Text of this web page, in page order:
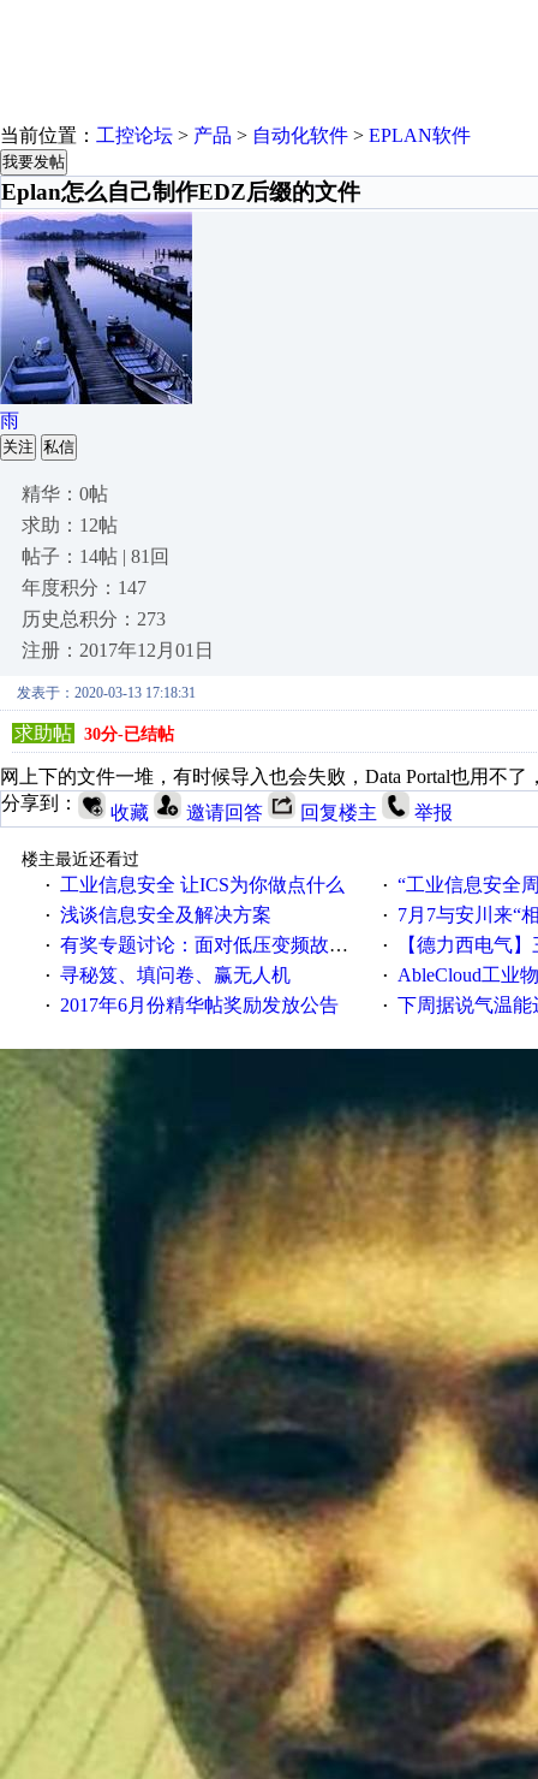
当前位置： 工控论坛 > 产品 > 自动化软件 > EPLAN软件
我要发帖
Eplan怎么自己制作EDZ后缀的文件
雨
关注 私信
精华：0帖
求助：12帖
帖子：14帖 | 81回
年度积分：147
历史总积分：273
注册：2017年12月01日
发表于：2020-03-13 17:18:31
求助帖 30分-已结帖
网上下的文件一堆，有时候导入也会失败，Data Portal也用不
分享到：
收藏 邀请回答 回复楼主 举报
楼主最近还看过
·
工业信息安全 让ICS为你做点什么 · “工业信息安全周之我见”
· 浅谈信息安全及解决方案 · 7月7与安川来“
· 有奖专题讨论：面对低压变频故障，老手是这样解决的！ · 【德力西电气】三
· 寻秘笈、填问卷、赢无人机 · AbleCloud工业物联
· 2017年6月份精华帖奖励发放公告 · 下周据说气温能